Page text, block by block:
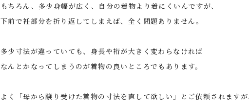
もちろん、多少身幅が広く、自分の着物より着にくいんですが、
下前で衽部分を折り返してしまえば、全く問題ありません。
多少寸法が違っていても、身長や裄が大きく変わらなければ
なんとかなってしまうのが着物の良いところでもあります。
よく「母から譲り受けた着物の寸法を直して欲しい」とご依頼されます